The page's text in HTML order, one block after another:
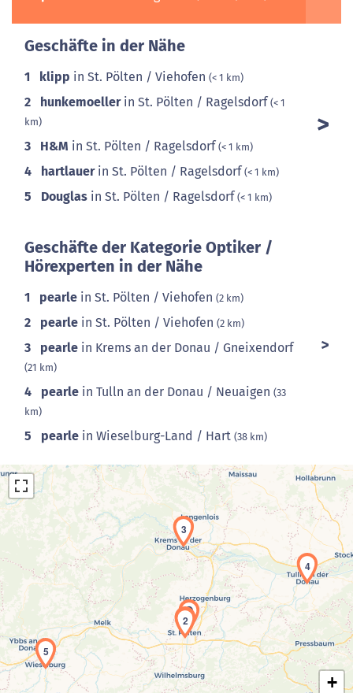
Geschäfte in der Nähe
1 klipp in St. Pölten / Viehofen (< 1 km)
2 hunkemoellerin St. Pölten / Ragelsdorf(< 1
km)
3 H&M in St. Pölten / Ragelsdorf(< 1 km)
4 hartlauerin St. Pölten / Ragelsdorf(< 1 km)
5 Douglas in St. Pölten / Ragelsdorf(< 1 km)
Geschäfte der Kategorie Optiker /
Hörexperten in der Nähe
1 pearle in St. Pölten / Viehofen (2 km)
2 pearle in St. Pölten / Viehofen (2 km)
3 pearle in Krems an der Donau / Gneixendorf
(21 km)
4 pearle in Tulln an der Donau / Neuaigen (33
km)
5 pearle in Wieselburg-Land / Hart (38 km)
Laden der Karte...
1
2
3
4
5
+